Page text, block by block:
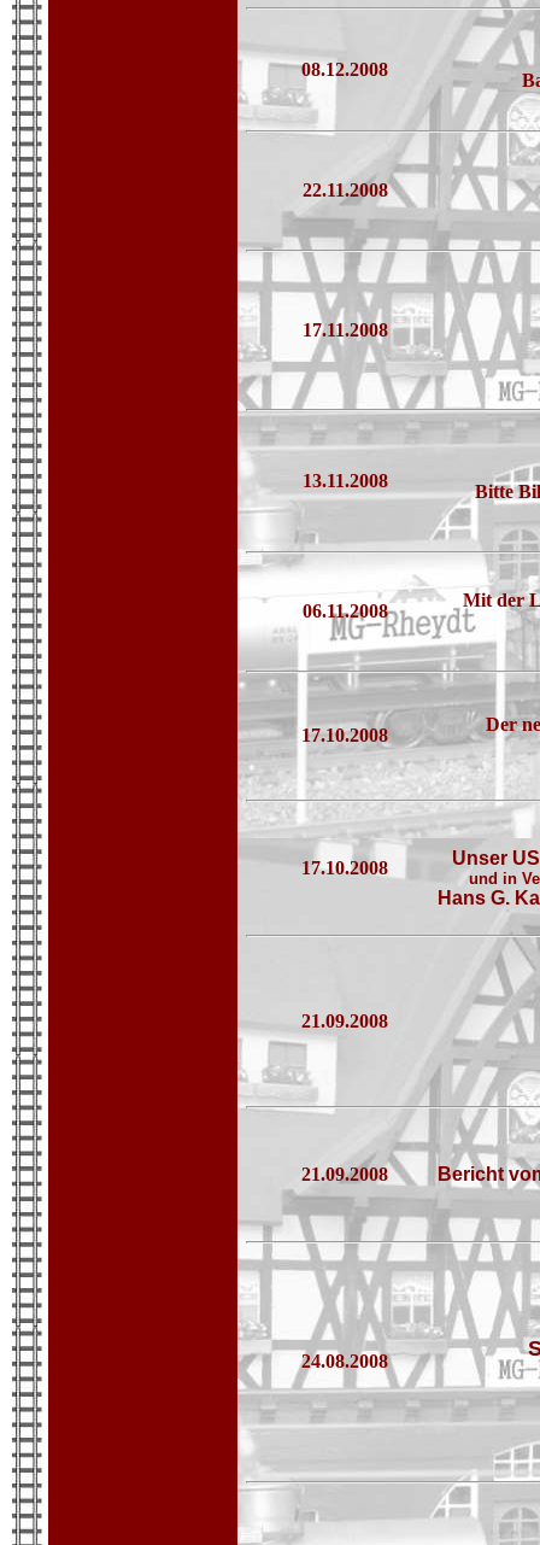
08.12.2008
22.11.2008
17.11.2008
13.11.2008
Bitte
06.11.2008
Mit der
17.10.2008
Der
17.10.2008 Unser
und in
Hans G.
21.09.2008
21.09.2008 Bericht
24.08.2008